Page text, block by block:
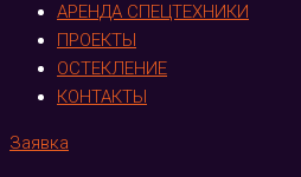
АРЕНДА СПЕЦТЕХНИКИ
ПРОЕКТЫ
ОСТЕКЛЕНИЕ
КОНТАКТЫ
Заявка